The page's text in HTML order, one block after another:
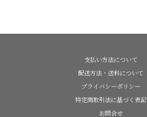
支払い方法について
配送方法・送料について
プライバシーポリシー
特定商取引法に基づく表記
お問合せ